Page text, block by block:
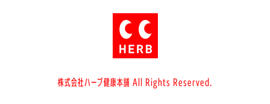
株式会社ハーブ健康本舗 All Rights Reserved.